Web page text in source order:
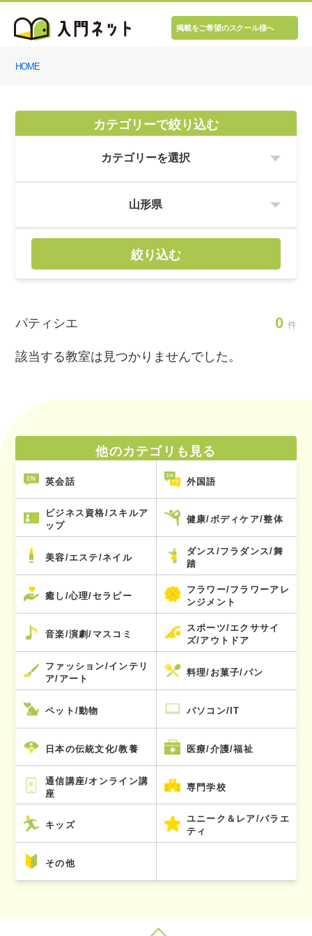
掲載をご希望のスクール様へ
HOME
カテゴリーで絞り込む
絞り込む
パティシエ 0 件
該当する教室は見つかりませんでした。
他のカテゴリも見る
英会話 外国語
ビジネス資格/スキルア
ップ
健康/ボディケア/整体
美容/エステ/ネイル
ダンス/フラダンス/舞
踏
癒し/心理/セラピー
フラワー/フラワーアレ
ンジメント
音楽/演劇/マスコミ
スポーツ/エクササイ
ズ/アウトドア
ファッション/インテリ
ア/アート
料理/お菓子/パン
ペット/動物 パソコン/IT
日本の伝統文化/教養 医療/介護/福祉
通信講座/オンライン講
座
専門学校
キッズ
ユニーク＆レア/バラエ
ティ
その他